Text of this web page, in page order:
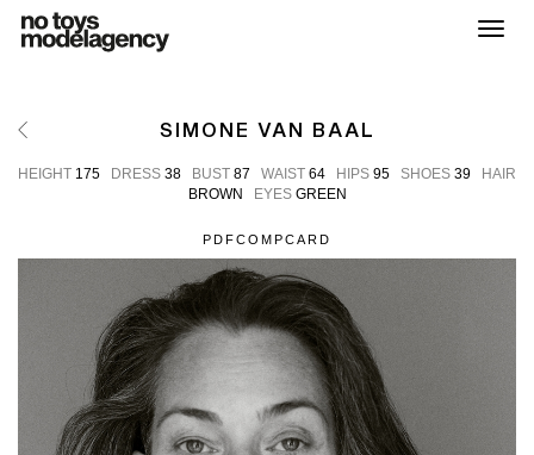
SIMONE VAN BAAL
HEIGHT 175 DRESS 38 BUST 87 WAIST 64 HIPS 95 SHOES 39
HAIR
BROWN
EYESGREEN
PDFCOMPCARD